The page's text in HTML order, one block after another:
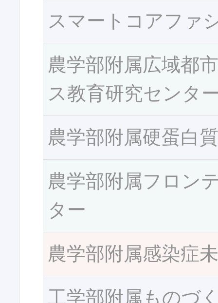
スマートコアファ
農学部附属広域都
ス教育研究センタ
農学部附属硬蛋白
農学部附属フロン
ター
農学部附属感染症
工学部附属ものづ